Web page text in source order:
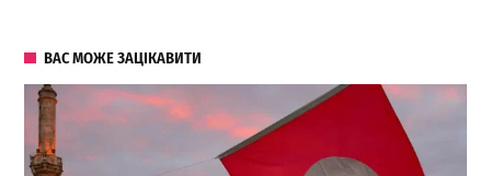
ВАС МОЖЕ ЗАЦІКАВИТИ